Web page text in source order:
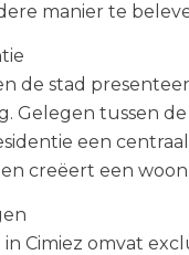
manier te
de stad
Gelegen tussen
een
creëert een
Cimiez omvat